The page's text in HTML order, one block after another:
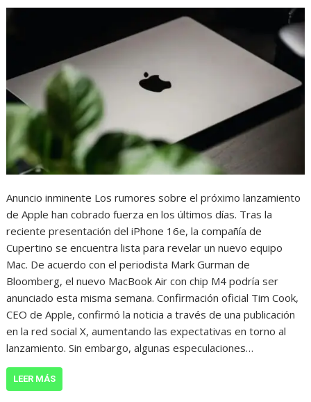
Anuncio inminente Los rumores sobre el próximo lanzamiento
de Apple han cobrado fuerza en los últimos días. Tras la
reciente presentación del iPhone 16e, la compañía de
Cupertino se encuentra lista para revelar un nuevo equipo
Mac. De acuerdo con el periodista Mark Gurman de
Bloomberg, el nuevo MacBook Air con chip M4 podría ser
anunciado esta misma semana. Confirmación oficial Tim Cook,
CEO de Apple, confirmó la noticia a través de una publicación
en la red social X, aumentando las expectativas en torno al
lanzamiento. Sin embargo, algunas especulaciones…
LEER MÁS